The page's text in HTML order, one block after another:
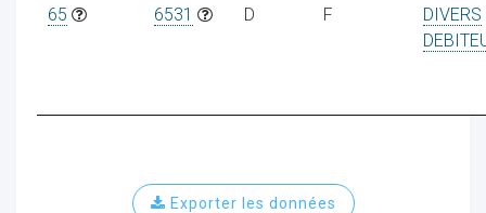
65 6531 D F
DIVERS
Exporter les données